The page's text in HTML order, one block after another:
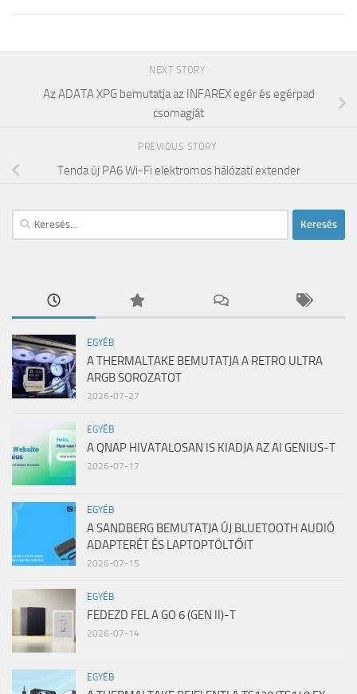
NEXT STORY
Az ADATA XPG bemutatja az INFAREX egér és egérpad
csomagját
PREVIOUS STORY
Tenda új PA6 Wi-Fi elektromos hálózati extender
Keresés:
EGYÉB
A THERMALTAKE BEMUTATJA A RETRO ULTRA
ARGB SOROZATOT
2026-07-27
EGYÉB
A QNAP HIVATALOSAN IS KIADJA AZ AI GENIUS-T
2026-07-17
EGYÉB
A SANDBERG BEMUTATJA ÚJ BLUETOOTH AUDIÓ
ADAPTERÉT ÉS LAPTOPTÖLTŐIT
2026-07-15
EGYÉB
FEDEZD FEL A GO 6 (GEN II)-T
2026-07-14
EGYÉB